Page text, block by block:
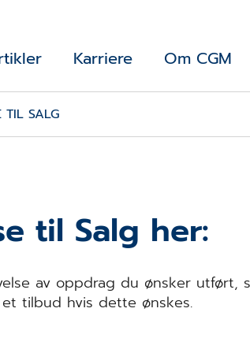
Karriere Om CGM
TIL SALG
til Salg her:
av oppdrag du ønsker utført,
tilbud hvis dette ønskes.